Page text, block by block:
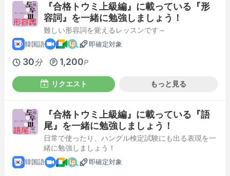
『合格トウミ上級編』に載っている『形
容詞』を一緒に勉強しましょう！
難しい形容詞を覚えるレッスンです～
韓国語 即確定対象
30分 1,200P
リクエスト もっと見る
『合格トウミ上級編』に載っている『語
尾』を一緒に勉強しましょう！
日常で使ったり、ハングル検定試験にも出る表現を一
緒に勉強しましょう！
韓国語 即確定対象